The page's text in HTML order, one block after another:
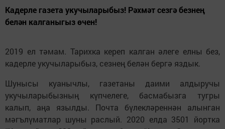
Кадерле газета укучыларыбыз! Рәхмәт сезгә безнең
белән калганыгыз өчен!
2019 ел тәмам. Тарихка кереп калган әлеге елны без,
кадерле укучыларыбыз, сезнең белән бергә яздык.
Шунысы куанычлы, газетаны даими алдыручы
укучыларыбызның күпчелеге, басмабызга тугры
калып, аңа язылды. Почта бүлекләреннән алынган
мәгълүматлар шуны раслый. 2020 елда 3501 йортка